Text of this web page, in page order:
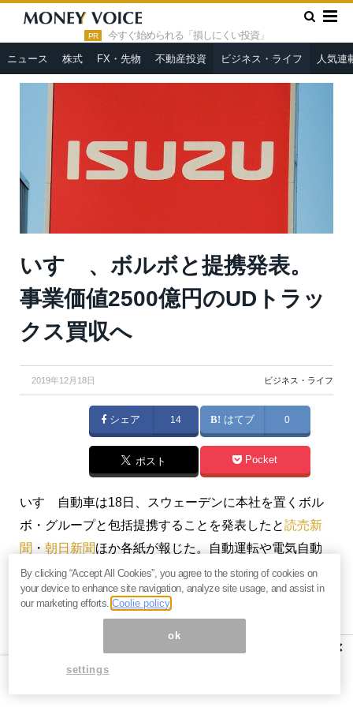
PR 今すぐ始められる「損しにくい投資」
ニュース 株式 FX・先物 不動産投資 ビジネス・ライフ 人気連
HOME » ビジネス・ライフ
いすゞ、ボルボと提携発表。事業
価値2500億円のUDトラックス買収へ
いすゞ、ボルボと提携発表。
事業価値2500億円のUDトラッ
クス買収へ
2019年12月18日 ビジネス・ライフ
シェア 14 はてブ 0
ポスト Pocket
いすゞ自動車は18日、スウェーデンに本社を置くボル
ボ・グループと包括提携することを発表したと読売新
聞 ・ 朝日新聞ほか各紙が報じた。自動運転や電気自動
車化など次世代技術で協力するとしている。
いすゞは提携の第1弾としてボルボ子会社の「UDトラ
ックス」を買収し、UDブランドで展開する海外事業も
譲り受ける。小型トラックに強いいすゞが、中大型ト
ラックに強いボルボと提携することで相乗効果を生み
出す狙いだ。いすゞはUD株式などの事業価値を約
×
By clicking “Accept All Cookies”, you agree to the storing of cookies on
your device to enhance site navigation, analyze site usage, and assist in
our marketing efforts.Coolie policy
ok
settings